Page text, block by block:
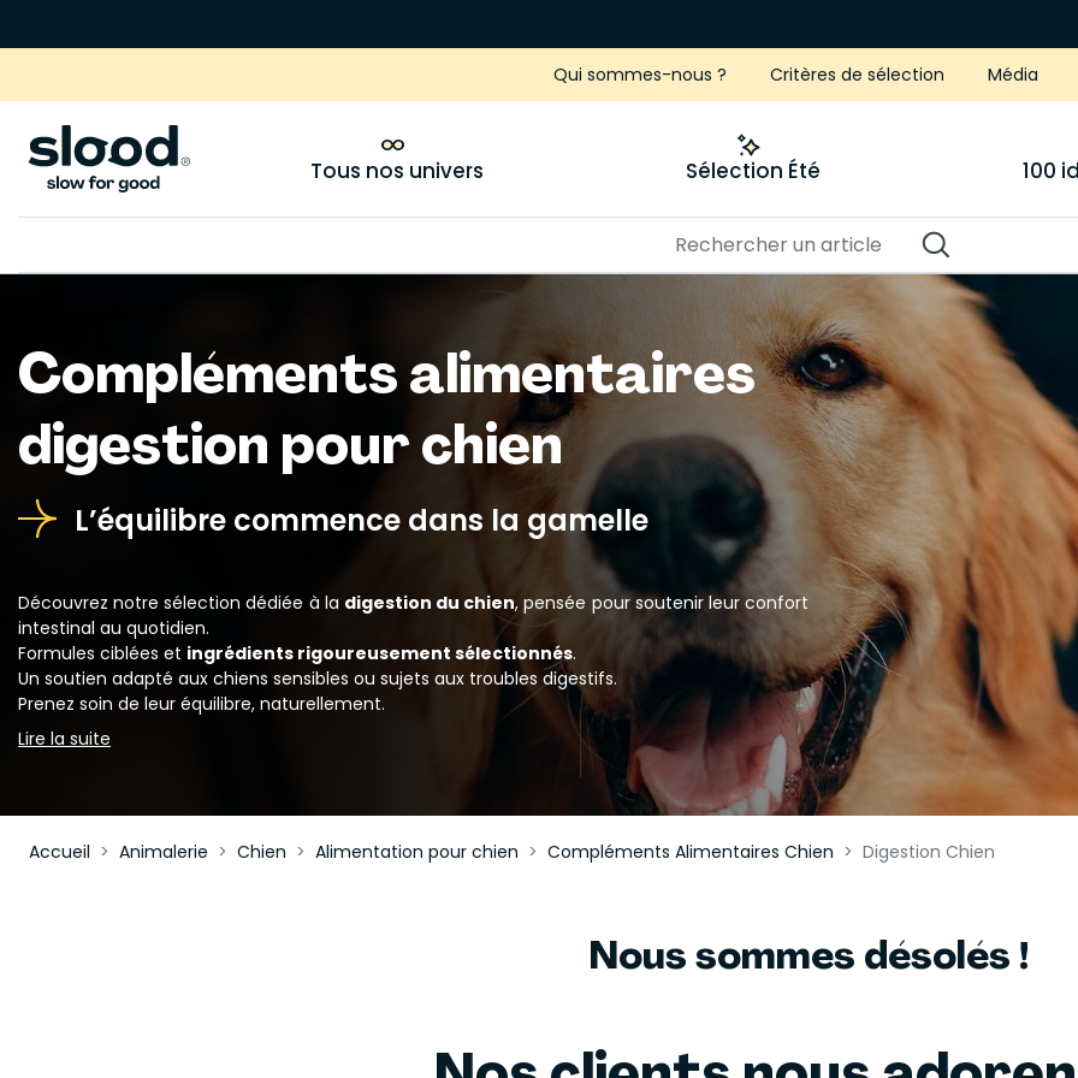
Qui sommes-nous ? Critères de sélection Média
Tous nos univers Sélection Été 100
Compléments alimentaires
digestion pour chien
L’équilibre commence dans la gamelle
Découvrez notre sélection dédiée à la digestion du chien, pensée pour soutenir leur confort
intestinal au quotidien.
Formules ciblées et ingrédients rigoureusement sélectionnés.
Un soutien adapté aux chiens sensibles ou sujets aux troubles digestifs.
Prenez soin de leur équilibre, naturellement.
Lire la suite
Accueil Animalerie Chien Alimentation pour chien Compléments Alimentaires Chien Digestion Chien
Nous sommes désolés !